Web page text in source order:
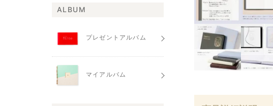
ALBUM
プレゼントアルバム
マイアルバム